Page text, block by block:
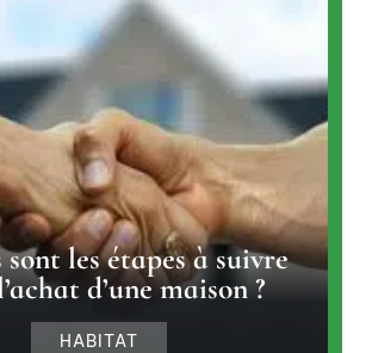
les étapes à suivre
d’une maison ?
HABITAT